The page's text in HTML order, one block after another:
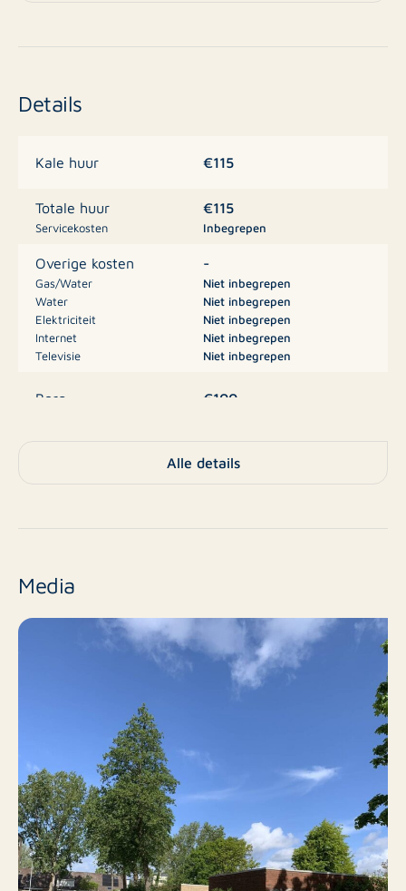
Alle garages liggen aan een plein met veel ruimte om
vragen? Neemt u dan snel contact op met Rotsvast
Details
Kale huur €115
Totale huur
Servicekosten
€115
Inbegrepen
Overige kosten
Gas/Water
Water
Elektriciteit
Internet
Televisie
-
Niet inbegrepen
Niet inbegrepen
Niet inbegrepen
Niet inbegrepen
Niet inbegrepen
Borg €100
Nee
Inclusief BTW Nee
Roken Nee
Alle details
Media